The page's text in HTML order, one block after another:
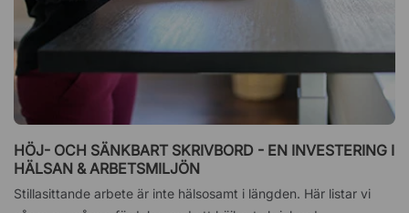
HÖJ- OCH SÄNKBART SKRIVBORD - EN INVESTERING I
HÄLSAN & ARBETSMILJÖN
Stillasittande arbete är inte hälsosamt i längden. Här listar vi